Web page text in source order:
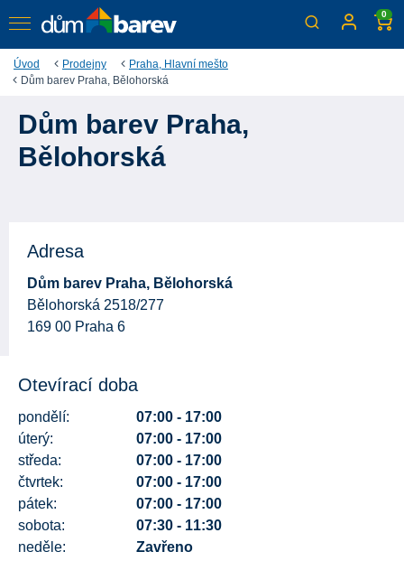
0
Úvod Prodejny
Praha, Hlavní mešto
Dům barev Praha, Bělohorská
Dům barev Praha,
Bělohorská
Adresa
Dům barev Praha, Bělohorská
Bělohorská 2518/277
169 00 Praha 6
Otevírací doba
pondělí:
07:00 - 17:00
úterý:
07:00 - 17:00
středa:
07:00 - 17:00
čtvrtek:
07:00 - 17:00
pátek:
07:00 - 17:00
sobota:
07:30 - 11:30
neděle:
Zavřeno